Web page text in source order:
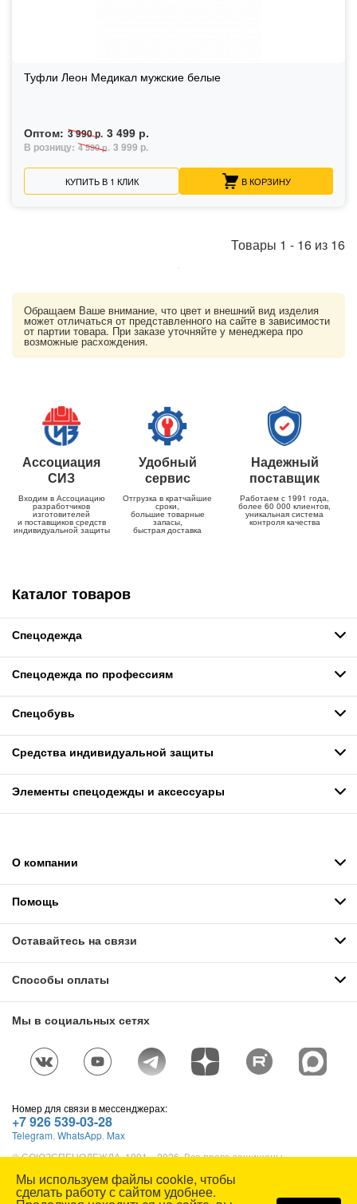
Туфли Леон Медикал мужские белые
Оптом: 3 990 р. 3 499 р.
В розницу: 4 590 р. 3 999 р.
КУПИТЬ В 1 КЛИК В КОРЗИНУ
Товары 1 - 16 из 16
Обращаем Ваше внимание, что цвет и внешний вид изделия
может отличаться от представленного на сайте в зависимости
от партии товара. При заказе уточняйте у менеджера про
возможные расхождения.
Ассоциация
СИЗ
Входим в Ассоциацию
разработчиков
изготовителей
и поставщиков средств
индивидуальной защиты
Удобный
сервис
Отгрузка в кратчайшие
сроки,
большие товарные
запасы,
быстрая доставка
Надежный
поставщик
Работаем с 1991 года,
более 60 000 клиентов,
уникальная система
контроля качества
Каталог товаров
Спецодежда
Спецодежда по профессиям
Спецобувь
Средства индивидуальной защиты
Элементы спецодежды и аксессуары
О компании
Помощь
Оставайтесь на связи
Способы оплаты
Мы в социальных сетях
Номер для связи в мессенджерах:
+7 926 539-03-28
Telegram WhatsApp Max
© СОЮЗСПЕЦОДЕЖДА, 1991—2026. Все права защищены.
Карта сайта
Мы используем файлы cookie, чтобы
сделать работу с сайтом удобнее.